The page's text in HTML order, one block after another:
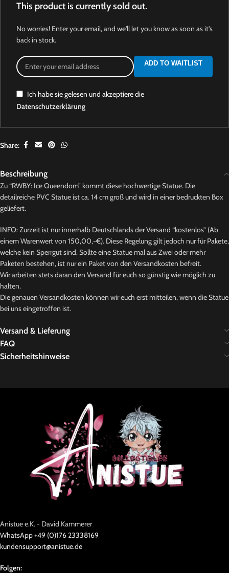
This product is currently sold out.
No worries! Enter your email, and we'll let you know as soon as it's
back in stock.
ADD TO WAITLIST
Ich habe sie gelesen und akzeptiere die
Datenschutzerklärung
Share:
Beschreibung
Zu “RWBY: Ice Queendom” kommt diese hochwertige Statue. Die
detailreiche PVC Statue ist ca. 14 cm groß und wird in einer bedruckten Box
geliefert.
INFO: Zurzeit ist nur innerhalb Deutschlands der Versand “kostenlos” (Ab
einem Warenwert von 150,00,-€). Diese Regelung gilt jedoch nur für Pakete,
welche kein Sperrgut sind. Sollte eine Statue mal aus Zwei oder mehr
Paketen bestehen, ist nur ein Paket von den Versandkosten befreit.
Wir arbeiten stets daran den Versand für euch so günstig wie möglich zu
halten.
Die genauen Versandkosten können wir euch erst mitteilen, wenn die Statue
bei uns eingetroffen ist.
Versand & Lieferung
FAQ
Sicherheitshinweise
Anistue e.K. - David Kammerer
WhatsApp +49 (0)176 23338169
kundensupport@anistue.de
Folgen: